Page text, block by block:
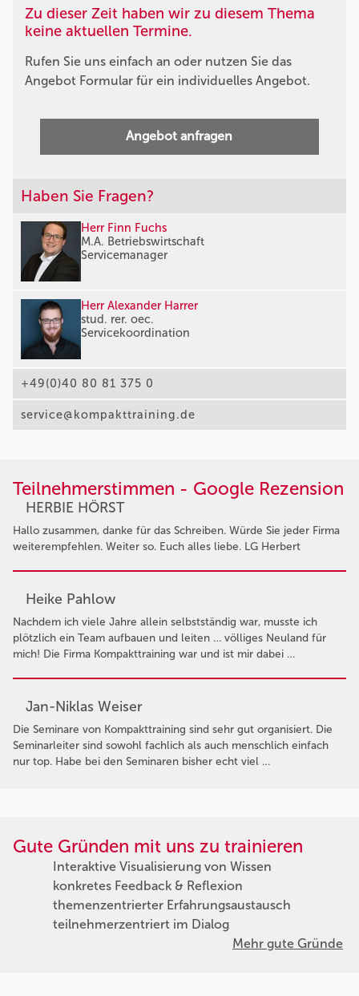
Zu dieser Zeit haben wir zu diesem Thema
keine aktuellen Termine.
Rufen Sie uns einfach an oder nutzen Sie das
Angebot Formular für ein individuelles Angebot.
Angebot anfragen
Haben Sie Fragen?
Herr Finn Fuchs
M.A. Betriebswirtschaft
Servicemanager
Herr Alexander Harrer
stud. rer. oec.
Servicekoordination
+49(0)40 80 81 375 0
service@kompakttraining.de
Teilnehmerstimmen - Google Rezension
HERBIE HÖRST
Hallo zusammen, danke für das Schreiben. Würde Sie jeder Firma
weiterempfehlen. Weiter so. Euch alles liebe. LG Herbert
Heike Pahlow
Nachdem ich viele Jahre allein selbstständig war, musste ich
plötzlich ein Team aufbauen und leiten … völliges Neuland für
mich! Die Firma Kompakttraining war und ist mir dabei …
Jan-Niklas Weiser
Die Seminare von Kompakttraining sind sehr gut organisiert. Die
Seminarleiter sind sowohl fachlich als auch menschlich einfach
nur top. Habe bei den Seminaren bisher echt viel …
Gute Gründen mit uns zu trainieren
Interaktive Visualisierung von Wissen
konkretes Feedback & Reflexion
themenzentrierter Erfahrungsaustausch
teilnehmerzentriert im Dialog
Mehr gute Gründe